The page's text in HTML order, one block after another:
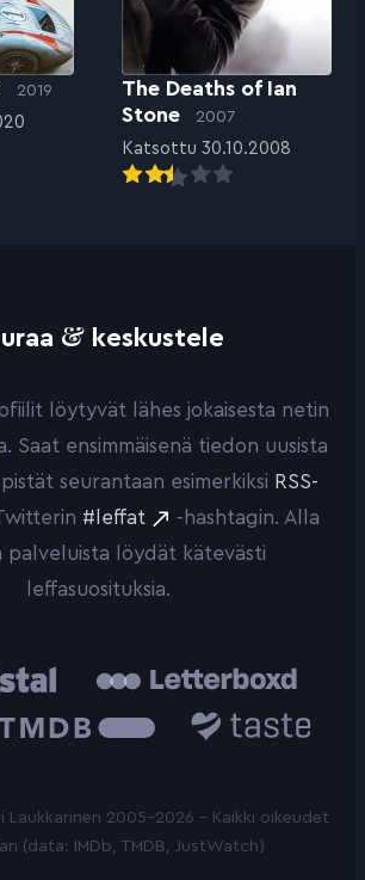
2019
The Deaths of Ian
Stone
2007
Katsottu 30.10.2008
& keskustele
löytyvät lähes jokaisesta netin
Saat ensimmäisenä tiedon uusista
seurantaan esimerkiksi RSS-
#leffat
-hashtagin. Alla
palveluista löydät kätevästi
leffasuosituksia.
Laukkarinen 2005-2026 - Kaikki oikeudet
(data: IMDb, TMDB, JustWatch)